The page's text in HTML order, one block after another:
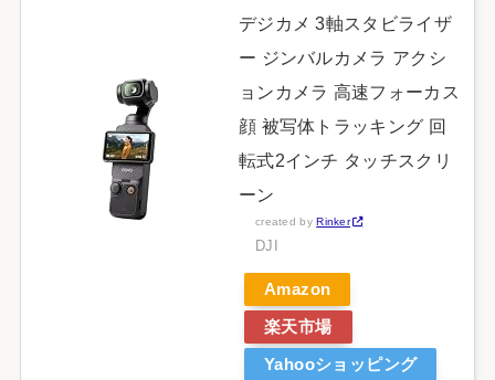
デジカメ 3軸スタビライザ
ー ジンバルカメラ アクシ
ョンカメラ 高速フォーカス
顔 被写体トラッキング 回
転式2インチ タッチスクリ
ーン
created byRinker
DJI
Amazon
楽天市場
Yahooショッピング